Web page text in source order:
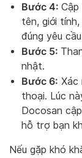
Bước 4:
tên, giới
đúng yêu
Bước 5:
nhật.
Bước 6: Xác
thoại. Lúc
Docosan
hỗ trợ bạn
Nếu gặp khó